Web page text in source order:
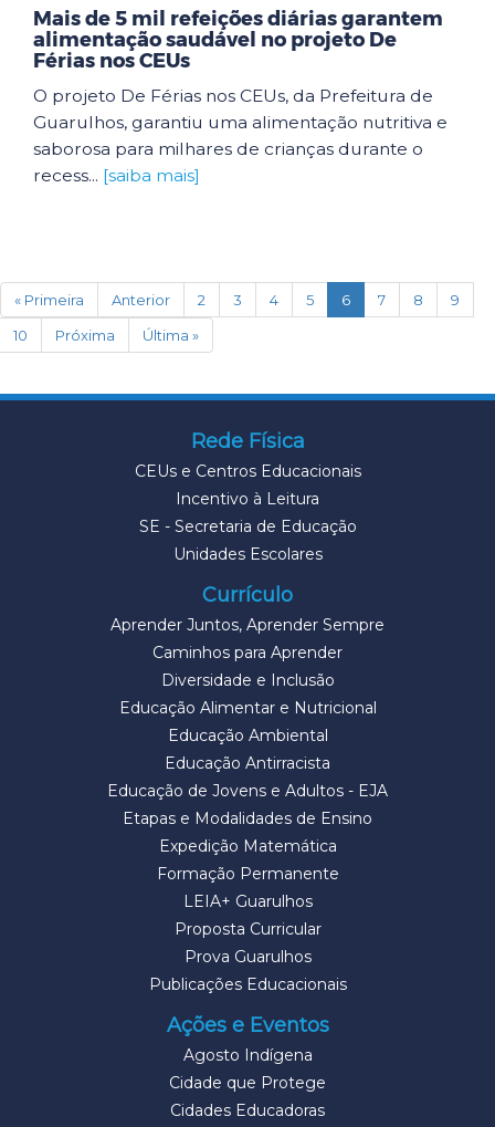
Mais de 5 mil refeições diárias garantem
alimentação saudável no projeto De
Férias nos CEUs
O projeto De Férias nos CEUs, da Prefeitura de
Guarulhos, garantiu uma alimentação nutritiva e
saborosa para milhares de crianças durante o
recess... [saiba mais]
« Primeira Anterior 2 3 4 5 6(current)
7 8
9
10
Próxima Última »
Rede Física
CEUs e Centros Educacionais
Incentivo à Leitura
SE - Secretaria de Educação
Unidades Escolares
Currículo
Aprender Juntos, Aprender Sempre
Caminhos para Aprender
Diversidade e Inclusão
Educação Alimentar e Nutricional
Educação Ambiental
Educação Antirracista
Educação de Jovens e Adultos - EJA
Etapas e Modalidades de Ensino
Expedição Matemática
Formação Permanente
LEIA+ Guarulhos
Proposta Curricular
Prova Guarulhos
Publicações Educacionais
Ações e Eventos
Agosto Indígena
Cidade que Protege
Cidades Educadoras